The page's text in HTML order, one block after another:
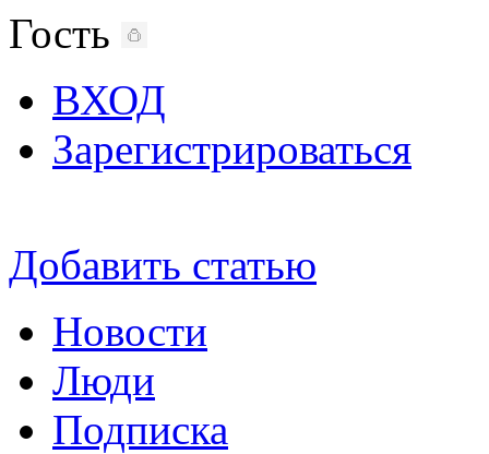
Гость
ВХОД
Зарегистрироваться
Добавить статью
Новости
Люди
Подписка